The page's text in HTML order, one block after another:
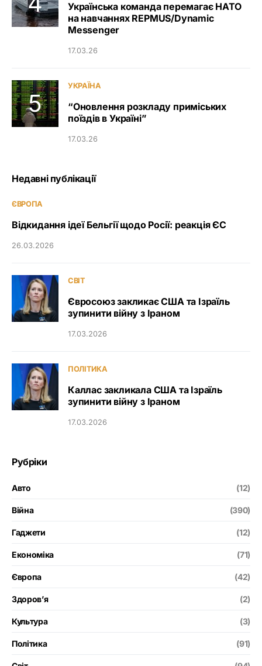
Українська команда перемагає НАТО
на навчаннях REPMUS/Dynamic
Messenger
17.03.26
УКРАЇНА
“Оновлення розкладу приміських
поїздів в Україні”
17.03.26
Недавні публікації
ЄВРОПА
Відкидання ідеї Бельгії щодо Росії: реакція ЄС
26.03.2026
СВІТ
Євросоюз закликає США та Ізраїль
зупинити війну з Іраном
17.03.2026
ПОЛІТИКА
Каллас закликала США та Ізраїль
зупинити війну з Іраном
17.03.2026
Рубріки
Авто (12)
Війна (390)
Гаджети (12)
Економіка (71)
Європа (42)
Здоров’я (2)
Культура (3)
Політика (91)